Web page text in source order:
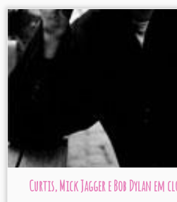
Curtis, Mick Jagger e Bob Dylan em